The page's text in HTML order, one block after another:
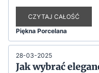
CZYTAJ CAŁOŚĆ
Piękna Porcelana
28-03-2025
Jak wybrać